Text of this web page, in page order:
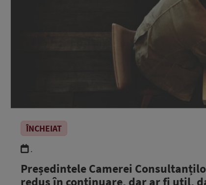
ÎNCHEIAT
.
Președintele Camerei
redus în continuare, dar ar fi util,